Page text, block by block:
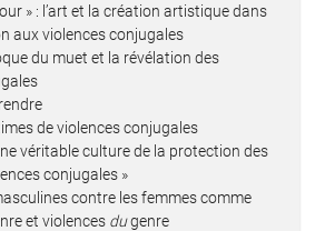
» : l’art et la création artistique dans
aux violences conjugales
du muet et la révélation des
de violences conjugales
véritable culture de la protection des
conjugales »
contre les femmes comme
et violences dugenre